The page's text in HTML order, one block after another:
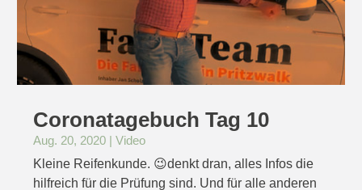
Coronatagebuch Tag 10
Aug. 20, 2020 |Video
Kleine Reifenkunde. 😉denkt dran, alles Infos die
hilfreich für die Prüfung sind. Und für alle anderen